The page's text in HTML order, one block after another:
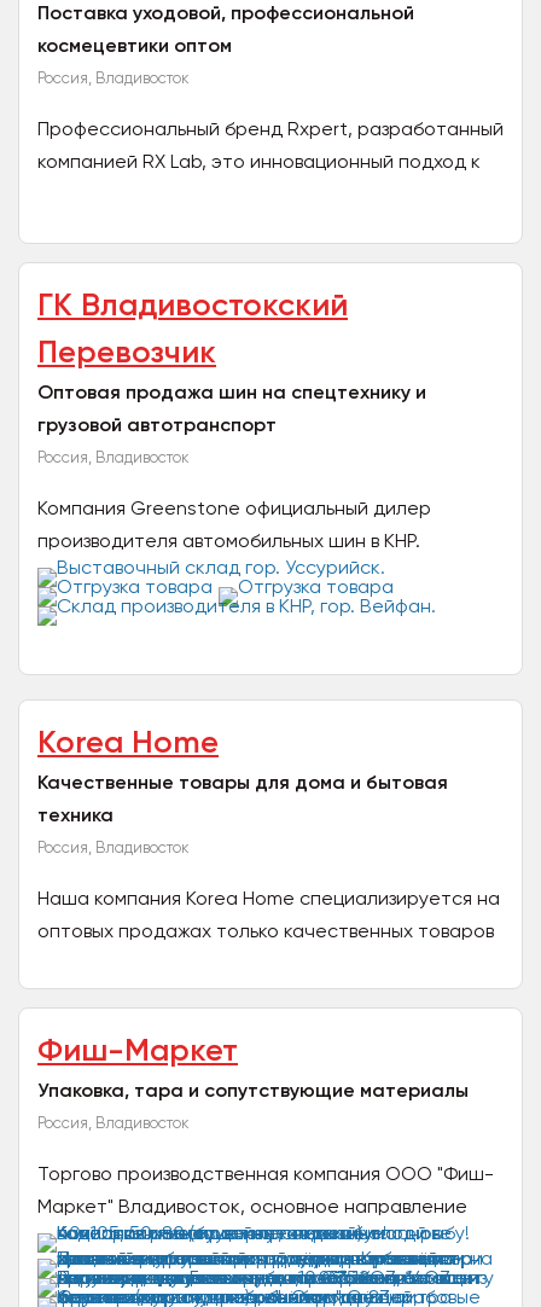
Поставка уходовой, профессиональной
космецевтики оптом
Россия, Владивосток
Профессиональный бренд Rxpert, разработанный
компанией RX Lab, это инновационный подход к
ГК Владивостокский
Перевозчик
Оптовая продажа шин на спецтехнику и
грузовой автотранспорт
Россия, Владивосток
Компания Greenstone официальный дилер
производителя автомобильных шин в КНР.
Компания осуществляет продажу шин на
спецтехнику и грузовой...
Korea Home
Качественные товары для дома и бытовая
техника
Россия, Владивосток
Наша компания Коrea Home специализируется на
оптовых продажах только качественных товаров
Кореи в...
Фиш-Маркет
Упаковка, тара и сопутствующие материалы
Россия, Владивосток
Торгово производственная компания ООО "Фиш-
Маркет" Владивосток, основное направление
компании снабжение рыбных и
сельскохозяйственных предприятий...